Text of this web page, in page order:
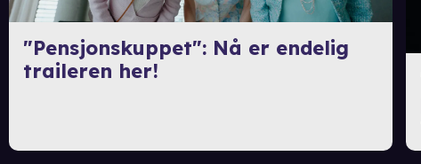
"Pensjonskuppet": Nå er endelig
traileren her!